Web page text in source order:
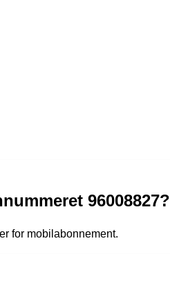
96008827?
for mobilabonnement.